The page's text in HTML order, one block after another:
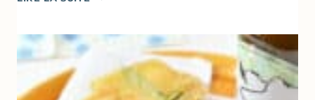
CHOCOLAT
YAOURT
GREC
–